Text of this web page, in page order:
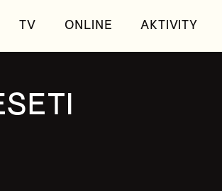
TV ONLINE AKTIVITY